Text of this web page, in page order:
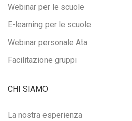
Webinar per le scuole
E-learning per le scuole
Webinar personale Ata
Facilitazione gruppi
CHI SIAMO
La nostra esperienza